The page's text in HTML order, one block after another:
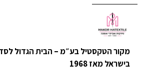
מקור הטקסטיל בע״מ – הבית הגדול
בישראל מאז 1968